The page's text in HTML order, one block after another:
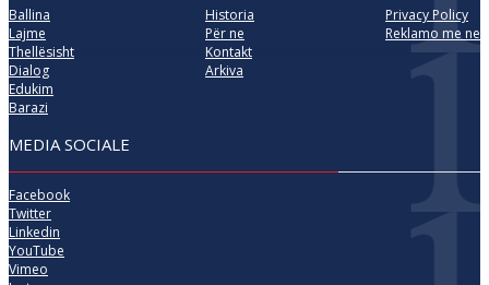
Ballina
Lajme
Thellësisht
Dialog
Edukim
Barazi
Historia
Për ne
Kontakt
Arkiva
Privacy Policy
Reklamo me ne
MEDIA SOCIALE
Facebook
Twitter
Linkedin
YouTube
Vimeo